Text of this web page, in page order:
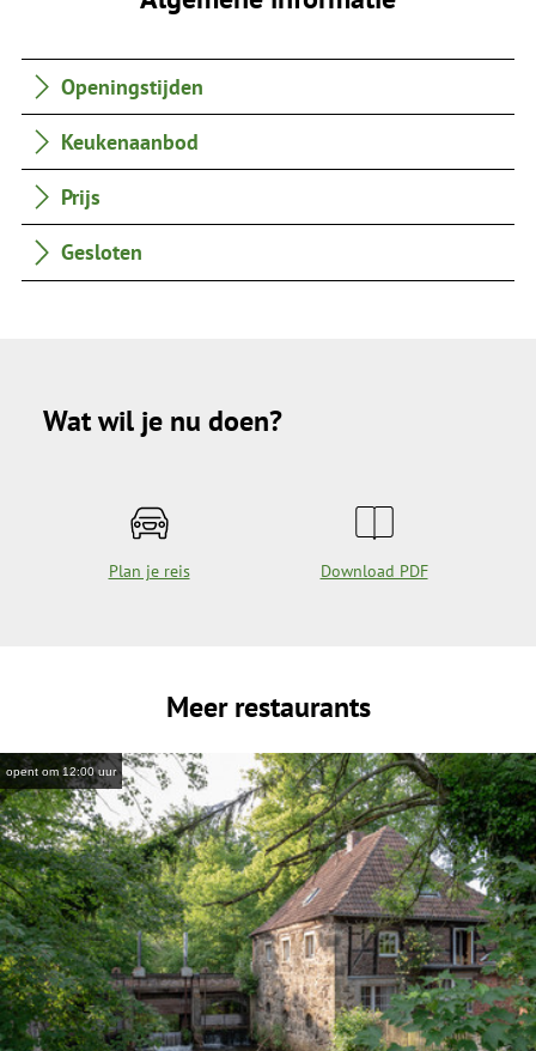
Openingstijden
Keukenaanbod
Prijs
Gesloten
Wat wil je nu doen?
Plan je reis Download PDF
Meer restaurants
opent om 12:00 uur